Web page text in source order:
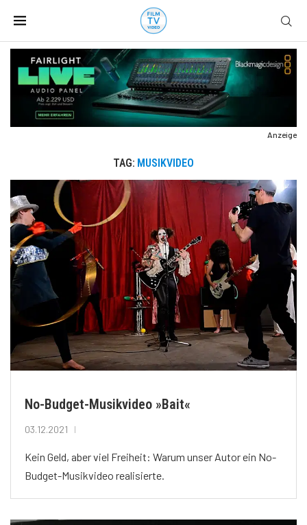
Anzeige
TAG: MUSIKVIDEO
No-Budget-Musikvideo »Bait«
03.12.2021
Kein Geld, aber viel Freiheit: Warum unser Autor ein No-
Budget-Musikvideo realisierte.